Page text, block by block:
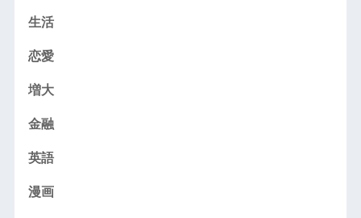
生活
恋愛
増大
金融
英語
漫画